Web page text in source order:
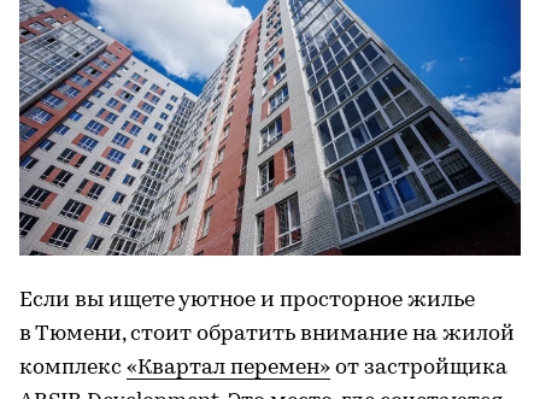
Если вы ищете уютное и просторное жилье
в Тюмени, стоит обратить внимание на жилой
комплекс «Квартал перемен» от застройщика